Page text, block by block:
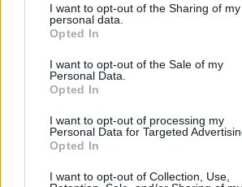
I want to opt-out of the Sharing of my
personal data.
Opted In
I want to opt-out of the Sale of my
Personal Data.
Opted In
I want to opt-out of processing my
Personal Data for Targeted
Opted In
I want to opt-out of Collection, Use,
ΔΕΙΤΕ ΕΠΙΣΗΣ
ΣΤΗΝ ΙΔΙΑ ΚΑΤΗΓΟΡΙΑ
αρραβώνων στο